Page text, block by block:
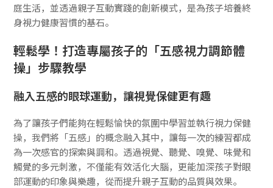
庭生活，並透過親子互動實踐的創新模式，是為孩子培養終
身視力健康習慣的基石。
輕鬆學！打造專屬孩子的「五感視力調節體
操」步驟教學
融入五感的眼球運動，讓視覺保健更有趣
為了讓孩子們能夠在輕鬆愉快的氛圍中學習並執行視力保健
操，我們將「五感」的概念融入其中，讓每一次的練習都成
為一次感官的探索與調和。透過視覺、聽覺、嗅覺、味覺和
觸覺的多元刺激，不僅能有效活化大腦，更能加深孩子對眼
部運動的印象與樂趣，從而提升親子互動的品質與效果。